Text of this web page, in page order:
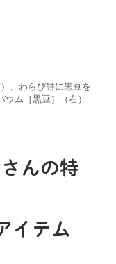
、わらび餅に黒豆を
ム［黒豆］（右）
んの特
イテム